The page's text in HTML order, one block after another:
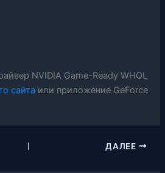
NVIDIA Game-Ready WHQL
сайта или приложение GeForce
ДАЛЕЕ